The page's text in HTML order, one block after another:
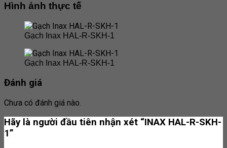
Hình ảnh thực tế
Gạch Inax HAL-R-SKH-1
Gạch Inax HAL-R-SKH-1
Đánh giá
Chưa có đánh giá nào.
Hãy là người đầu tiên nhận xét “INAX HAL-R-SKH-
1”